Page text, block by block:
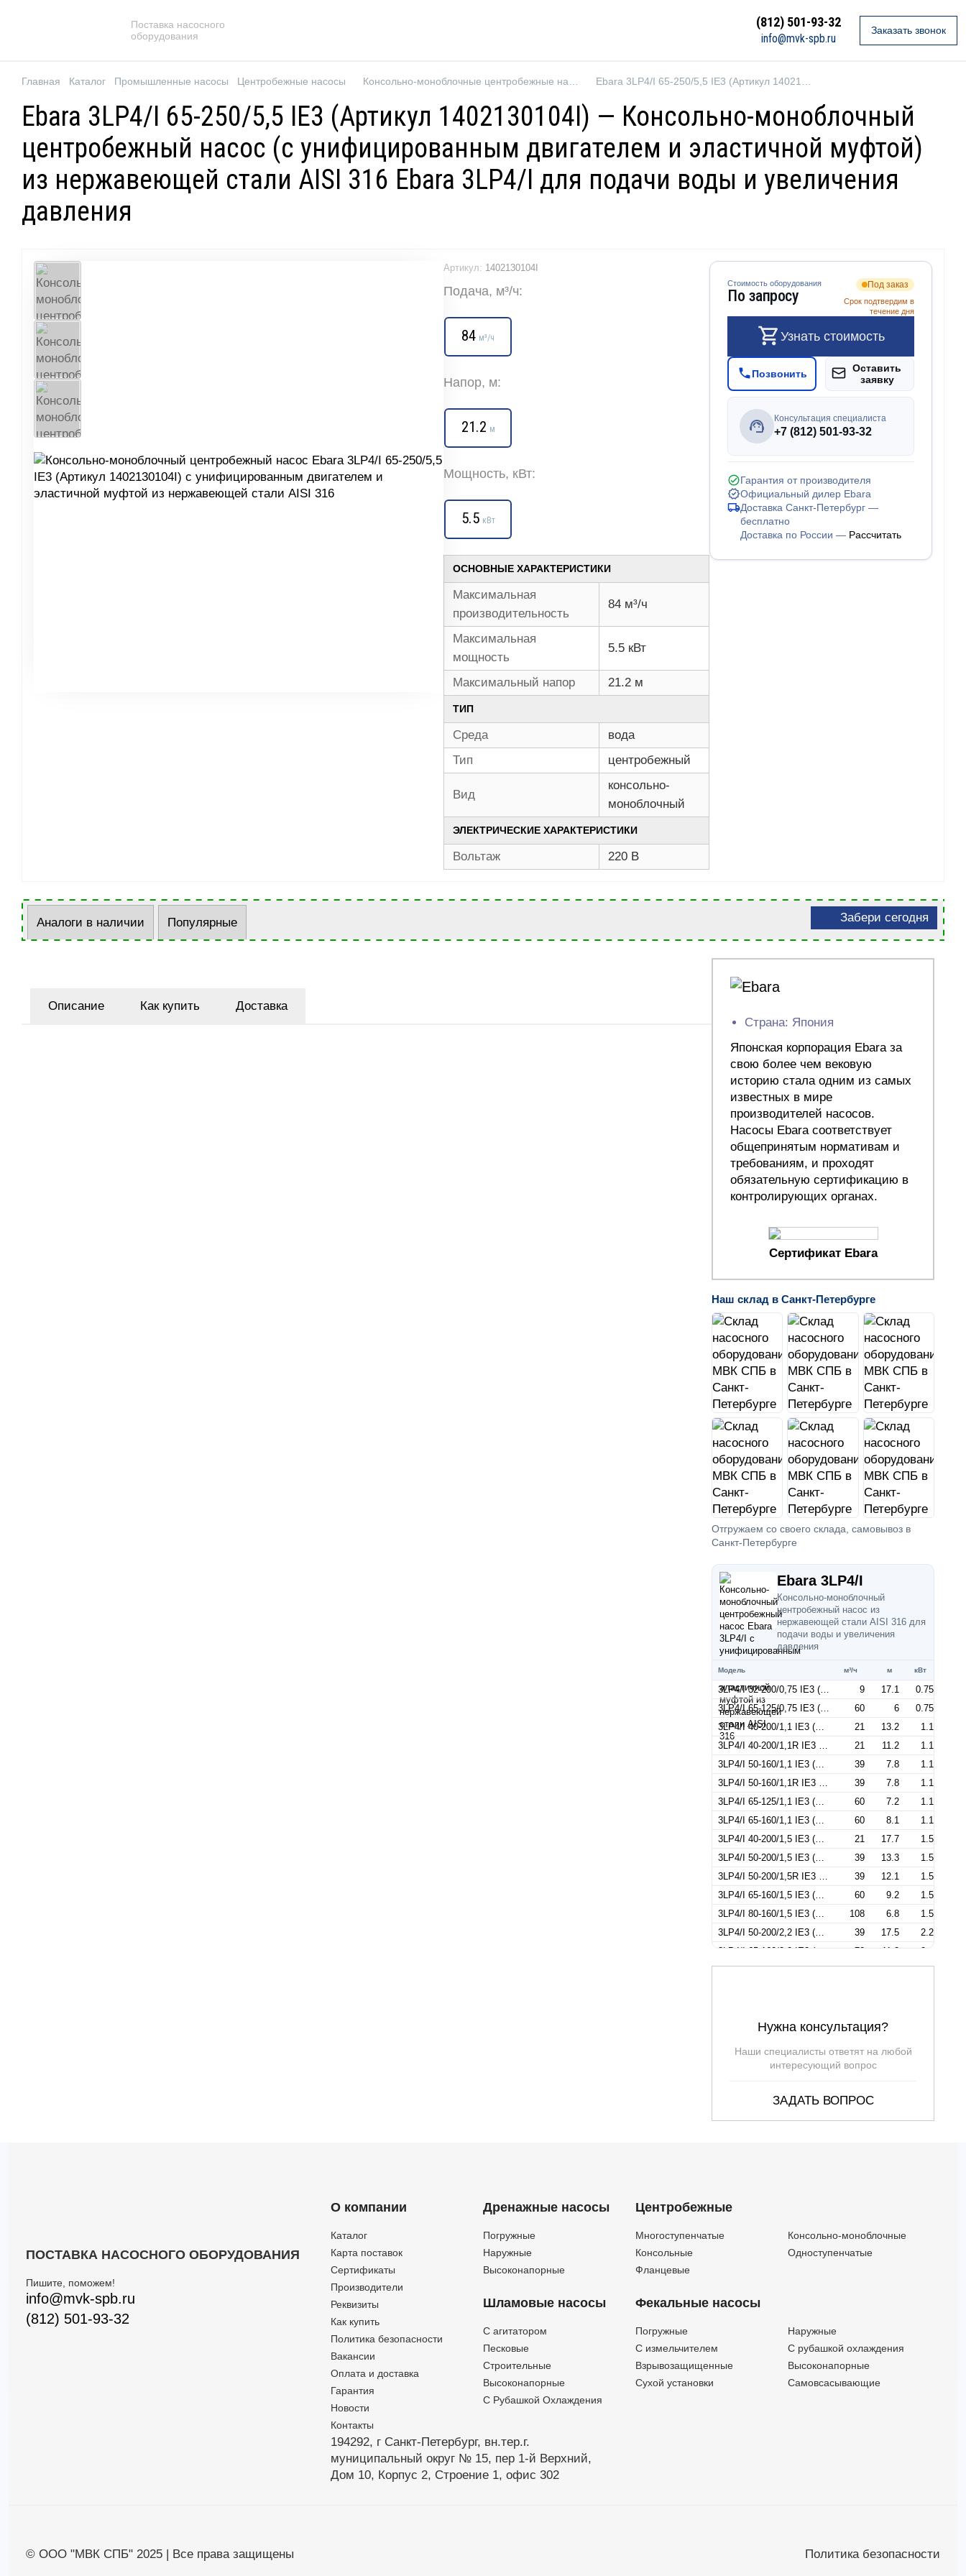
Поставка насосного
оборудования
(812) 501-93-32
info@mvk-spb.ru
Заказать звонок
Главная Каталог Промышленные насосы Центробежные насосы
Ebara 3LP4/I 65-250/5,5 IE3 (Артикул 1402130104I) — Консольно-моноблочный
центробежный насос (с унифицированным двигателем и эластичной муфтой)
из нержавеющей стали AISI 316 Ebara 3LP4/I для подачи воды и увеличения
давления
Артикул: 1402130104I
Подача, м³/ч:
84 м³/ч
Напор, м:
21.2 м
Мощность, кВт:
5.5 кВт
ОСНОВНЫЕ ХАРАКТЕРИСТИКИ
Максимальная
производительность
84 м³/ч
Максимальная
мощность
5.5 кВт
Максимальный напор 21.2 м
ТИП
Среда
вода
Тип
центробежный
Вид
консольно-
моноблочный
ЭЛЕКТРИЧЕСКИЕ ХАРАКТЕРИСТИКИ
Вольтаж 220 В
Стоимость оборудования
По запросу
Под заказ
Срок подтвердим в
течение дня
Узнать стоимость
Позвонить
Оставить
заявку
Консультация специалиста
+7 (812) 501-93-32
Гарантия от производителя
Официальный дилер Ebara
Доставка Санкт-Петербург —
бесплатно
Доставка по России — Рассчитать
Аналоги в наличии Популярные Забери сегодня
Описание Как купить
Доставка
Страна: Япония
Японская корпорация Ebara за
свою более чем вековую
историю стала одним из самых
известных в мире
производителей насосов.
Насосы Ebara соответствует
общепринятым нормативам и
требованиям, и проходят
обязательную сертификацию в
контролирующих органах.
Сертификат Ebara
Наш склад в Санкт-Петербурге
Отгружаем со своего склада, самовывоз в
Санкт-Петербурге
Ebara 3LP4/I
Консольно-моноблочный
центробежный насос из
нержавеющей стали AISI 316 для
подачи воды и увеличения
давления
Модель м³/ч м кВт
3LP4/I 32-200/0,75 IE3 (Артикул 1843050004I) 9 17.1
0.75
3LP4/I 65-125/0,75 IE3 (Артикул 1878350004I)
60 6
0.75
3LP4/I 40-200/1,1 IE3 (Артикул 1853070004I)
21 13.2
1.1
3LP4/I 40-200/1,1R IE3 (Артикул 1854070004I)
21 11.2
1.1
3LP4/I 50-160/1,1 IE3 (Артикул 1863070004I)
39 7.8
1.1
3LP4/I 50-160/1,1R IE3 (Артикул 1864070004I)
39 7.8
1.1
3LP4/I 65-125/1,1 IE3 (Артикул 1878370004I)
60 7.2
1.1
3LP4/I 65-160/1,1 IE3 (Артикул 1877370004I)
60 8.1
1.1
3LP4/I 40-200/1,5 IE3 (Артикул 1854080004I)
21 17.7
1.5
3LP4/I 50-200/1,5 IE3 (Артикул 1863080004I)
39 13.3
1.5
3LP4/I 50-200/1,5R IE3 (Артикул 1864080004I)
39 12.1
1.5
3LP4/I 65-160/1,5 IE3 (Артикул 1877380004I)
60 9.2
1.5
3LP4/I 80-160/1,5 IE3 (Артикул 1403080104I)
108 6.8
1.5
3LP4/I 50-200/2,2 IE3 (Артикул 1863100004I)
39 17.5
2.2
3LP4/I 65-160/2,2 IE3 (Артикул 1877400004I)
72 11.3
2.2
3LP4/I 65-200/2,2 IE3 (Артикул 1876400004I)
60 13.9
2.2
3LP4/I 80-160/2,2R IE3 (Артикул 1403090104I)
108 9.1
3LP4/I 80-200/3 IE3 (Артикул 1404110104I)
108
3LP4/I 80-200/4 IE3 (Артикул 1404120104I)
132
3LP4/I 80-200/4R IE3 (Артикул 1404130104I)
132 15.4
4
Нужна консультация?
Наши специалисты ответят на любой
интересующий вопрос
ЗАДАТЬ ВОПРОС
ПОСТАВКА НАСОСНОГО ОБОРУДОВАНИЯ
Пишите, поможем!
info@mvk-spb.ru
(812) 501-93-32
О компании
Каталог
Карта поставок
Сертификаты
Производители
Реквизиты
Как купить
Политика безопасности
Вакансии
Оплата и доставка
Гарантия
Новости
Контакты
Дренажные насосы
Погружные
Наружные
Высоконапорные
Шламовые насосы
C агитатором
Песковые
Строительные
Высоконапорные
С Рубашкой Охлаждения
194292, г Санкт-Петербург, вн.тер.г.
муниципальный округ № 15, пер 1-й Верхний,
Дом 10, Корпус 2, Строение 1, офис 302
Центробежные
Многоступенчатые
Консольно-моноблочные
Консольные
Одноступенчатые
Фланцевые
Фекальные насосы
Погружные
Наружные
C измельчителем
С рубашкой охлаждения
Взрывозащищенные
Высоконапорные
Сухой установки
Самовсасывающие
© ООО "МВК СПБ" 2025 | Все права защищены Политика безопасности